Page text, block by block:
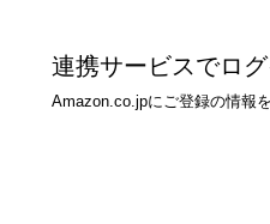
連携サービスでロ
Amazon.co.jpにご登録の情報